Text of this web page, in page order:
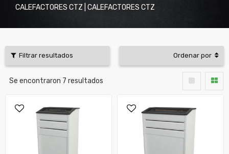
CALEFACTORES CTZ | CALEFACTORES CTZ
Filtrar resultados Ordenar por
Se encontraron 7 resultados